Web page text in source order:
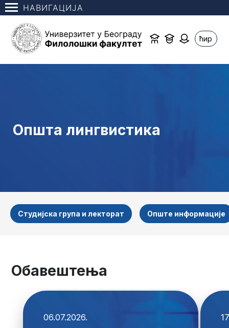
НАВИГАЦИЈА
ћир
Општа лингвистика
Студијска група и лекторат Опште информације
Обавештења
06.07.2026.